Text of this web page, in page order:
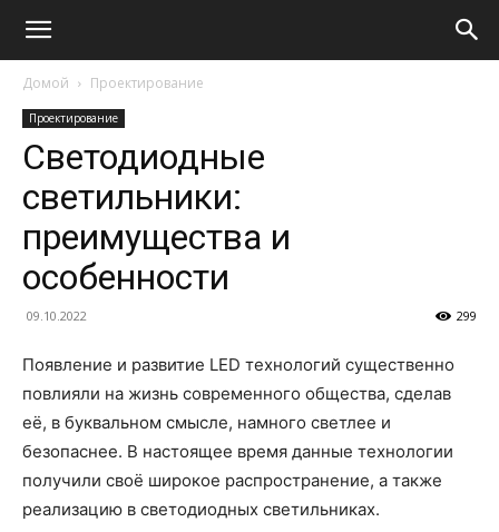
Домой Проектирование
Проектирование
Светодиодные
светильники:
преимущества и
особенности
09.10.2022 299
Появление и развитие LED технологий существенно
повлияли на жизнь современного общества, сделав
её, в буквальном смысле, намного светлее и
безопаснее. В настоящее время данные технологии
получили своё широкое распространение, а также
реализацию в светодиодных светильниках.